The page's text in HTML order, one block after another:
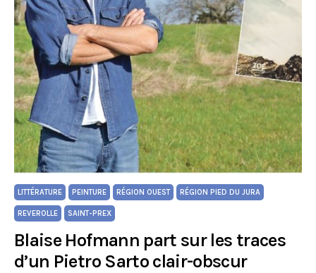
LITTÉRATURE PEINTURE RÉGION OUEST RÉGION PIED DU JURA
REVEROLLE SAINT-PREX
Blaise Hofmann part sur les traces
d’un Pietro Sarto clair-obscur